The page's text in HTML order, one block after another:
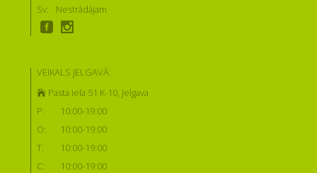
Sv:
Nestrādājam
VEIKALS JELGAVĀ:
Pasta iela 51 K-10, Jelgava
P:
10:00-19:00
O:
10:00-19:00
T:
10:00-19:00
C:
10:00-19:00